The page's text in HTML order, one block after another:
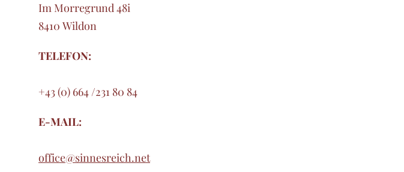
Im Morregrund 48i
8410 Wildon
TELEFON:
+43 (0) 664 /231 80 84
E-MAIL:
office@sinnesreich.net